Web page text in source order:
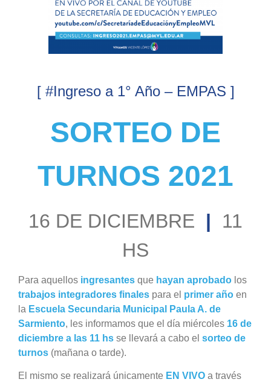
[ #Ingreso a 1° Año – EMPAS ]
SORTEO DE
TURNOS 2021
16 DE DICIEMBRE | 11
HS
Para aquellos ingresantes que hayan aprobado los
trabajos integradores finales para el primer año en
la Escuela Secundaria Municipal Paula A. de
Sarmiento, les informamos que el día miércoles 16 de
diciembre a las 11 hs se llevará a cabo el sorteo de
turnos (mañana o tarde).
El mismo se realizará únicamente E N VI VO a través